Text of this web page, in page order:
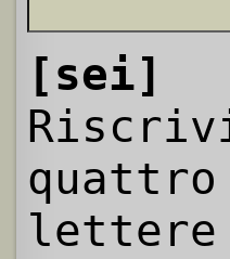
[sei]
lettere